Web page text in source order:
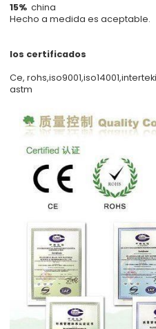
15%china
Hecho a medida es aceptable.
los certificados
Ce,
astm